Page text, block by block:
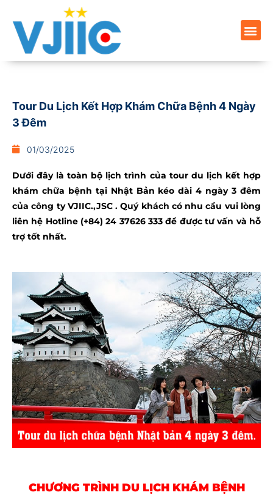
Tour Du Lịch Kết Hợp Khám Chữa Bệnh 4 Ngày
3 Đêm
01/03/2025
Dưới đây là toàn bộ lịch trình của tour du lịch kết hợp
khám chữa bệnh tại Nhật Bản kéo dài 4 ngày 3 đêm
của công ty VJIIC.,JSC . Quý khách có nhu cầu vui lòng
liên hệ Hotline (+84) 24 37626 333 để được tư vấn và hỗ
trợ tốt nhất.
CHƯƠNG TRÌNH DU LỊCH KHÁM BỆNH